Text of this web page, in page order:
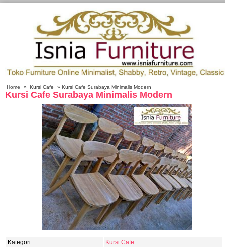
Home » Kursi Cafe » Kursi Cafe Surabaya Minimalis Modern
Kursi Cafe Surabaya Minimalis Modern
Kategori
Kursi Cafe